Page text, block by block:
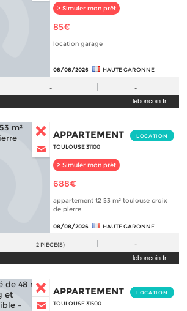
> Simuler mon prêt
85€
location garage
08/08/2026 HAUTE GARONNE
- -
leboncoin.fr
APPARTEMENT
TOULOUSE 31100
> Simuler mon prêt
LOCATION
688€
appartement t2 53 m² toulouse croix
de pierre
08/08/2026 HAUTE GARONNE
2 PIÈCE(S) -
leboncoin.fr
APPARTEMENT
TOULOUSE 31500
LOCATION